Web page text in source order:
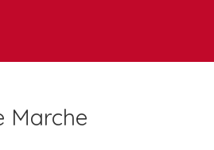
Marche